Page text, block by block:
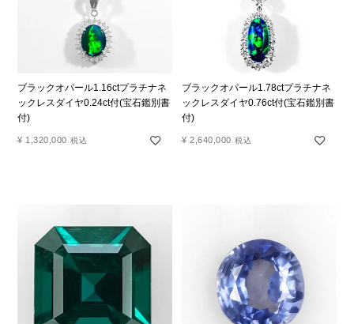
ブラックオパール1.16ctプラチナネ
ックレスダイヤ0.24ct付(宝石鑑別書
付)
¥ 1,320,000 税込
ブラックオパール1.78ctプラチナネ
ックレスダイヤ0.76ct付(宝石鑑別書
付)
¥ 2,640,000 税込